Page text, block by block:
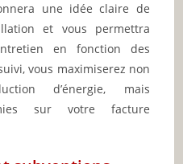
une idée claire de
et vous permettra
en fonction des
vous maximiserez non
d’énergie, mais
sur votre facture